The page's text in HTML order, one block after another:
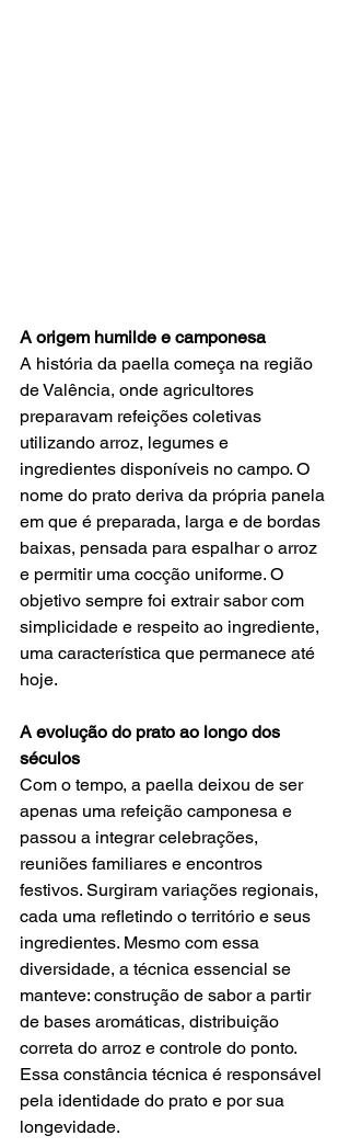
A origem humilde e camponesa
A história da paella começa na região
de Valência, onde agricultores
preparavam refeições coletivas
utilizando arroz, legumes e
ingredientes disponíveis no campo. O
nome do prato deriva da própria panela
em que é preparada, larga e de bordas
baixas, pensada para espalhar o arroz
e permitir uma cocção uniforme. O
objetivo sempre foi extrair sabor com
simplicidade e respeito ao ingrediente,
uma característica que permanece até
hoje.
A evolução do prato ao longo dos
séculos
Com o tempo, a paella deixou de ser
apenas uma refeição camponesa e
passou a integrar celebrações,
reuniões familiares e encontros
festivos. Surgiram variações regionais,
cada uma refletindo o território e seus
ingredientes. Mesmo com essa
diversidade, a técnica essencial se
manteve: construção de sabor a partir
de bases aromáticas, distribuição
correta do arroz e controle do ponto.
Essa constância técnica é responsável
pela identidade do prato e por sua
longevidade.